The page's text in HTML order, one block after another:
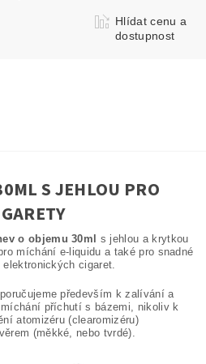
Hlídat cenu a
dostupnost
S JEHLOU PRO
o objemu 30ml
s jehlou a krytkou
míchání e-liquidu a také pro snadné
cigaret.
především k zalívání a
příchutí s bázemi, nikoliv k
atomizéru (clearomizéru)
(měkké, nebo tvrdé).